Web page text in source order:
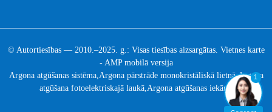
© Autortiesības — 2010.–2025. g.: Visas tiesības aizsargātas. Vietnes karte
- AMP mobilā versija
Argona atgūšanas sistēma, Argona pārstrāde monokristāliskā lietņā,Argona
atgūšana fotoelektriskajā laukā Argona atgūšanas iekārta
1